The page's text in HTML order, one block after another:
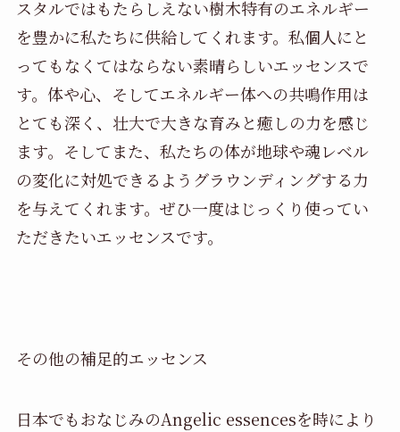
スタルではもたらしえない樹木特有のエネルギー
を豊かに私たちに供給してくれます。私個人にと
ってもなくてはならない素晴らしいエッセンスで
す。体や心、そしてエネルギー体への共鳴作用は
とても深く、壮大で大きな育みと癒しの力を感じ
ます。そしてまた、私たちの体が地球や魂レベル
の変化に対処できるようグラウンディングする力
を与えてくれます。ぜひ一度はじっくり使ってい
ただきたいエッセンスです。
その他の補足的エッセンス
日本でもおなじみのAngelic essencesを時により